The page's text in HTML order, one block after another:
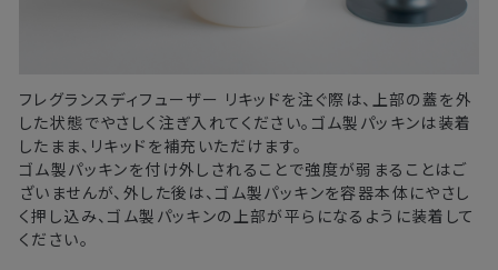
フレグランスディフューザー リキッドを注ぐ際は、上部の蓋を外
した状態でやさしく注ぎ入れてください。ゴム製パッキンは装着
したまま、リキッドを補充いただけます。
ゴム製パッキンを付け外しされることで強度が弱まることはご
ざいませんが、外した後は、ゴム製パッキンを容器本体にやさし
く押し込み、ゴム製パッキンの上部が平らになるように装着して
ください。